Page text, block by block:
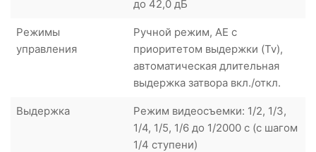
до 42,0 дБ
Режимы
управления
Ручной режим, AE с
приоритетом выдержки (Tv),
автоматическая длительная
выдержка затвора вкл./откл.
Выдержка
Режим видеосъемки: 1/2, 1/3,
1/4, 1/5, 1/6 до 1/2000 с (с шагом
1/4 ступени)